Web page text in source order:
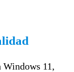
Windows 11,